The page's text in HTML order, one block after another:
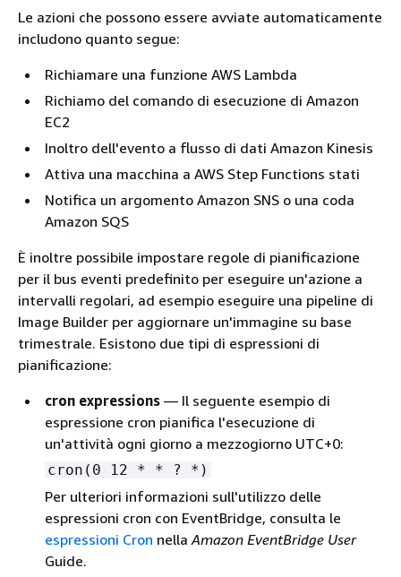
Le azioni che possono essere avviate automaticamente
includono quanto segue:
Richiamare una funzione AWS Lambda
Richiamo del comando di esecuzione di Amazon
EC2
Inoltro dell'evento a flusso di dati Amazon Kinesis
Attiva una macchina a AWS Step Functions stati
Notifica un argomento Amazon SNS o una coda
Amazon SQS
È inoltre possibile impostare regole di pianificazione
per il bus eventi predefinito per eseguire un'azione a
intervalli regolari, ad esempio eseguire una pipeline di
Image Builder per aggiornare un'immagine su base
trimestrale. Esistono due tipi di espressioni di
pianificazione:
cron expressions — Il seguente esempio di
espressione cron pianifica l'esecuzione di
un'attività ogni giorno a mezzogiorno UTC+0:
cron(0 12 * * ? *)
Per ulteriori informazioni sull'utilizzo delle
espressioni cron con EventBridge, consulta le
espressioni Cron nellaAmazon EventBridge User
Guide.